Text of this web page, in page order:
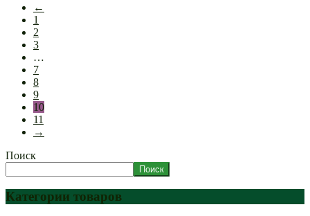
←
1
2
3
…
7
8
9
10
11
→
Поиск
Поиск
Категории товаров